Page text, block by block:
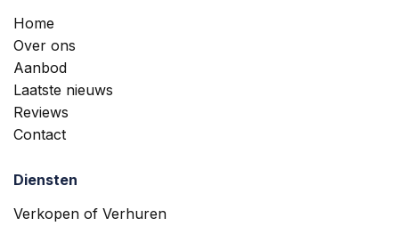
Home
Over ons
Aanbod
Laatste nieuws
Reviews
Contact
Diensten
Verkopen of Verhuren